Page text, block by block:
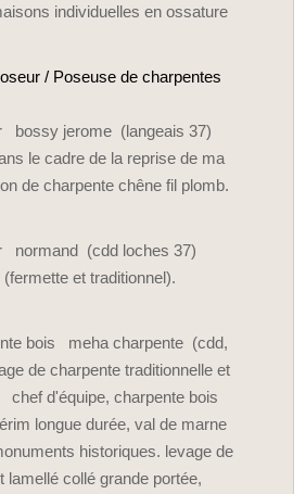
individuelles en ossature
/ Poseuse de charpentes
bossy jerome (langeais 37)
le cadre de la reprise de ma
de charpente chêne fil plomb.
normand (cdd loches 37)
et traditionnel).
bois meha charpente (cdd,
de charpente traditionnelle et
chef d'équipe, charpente bois
longue durée, val de marne
historiques. levage de
lamellé collé grande portée,